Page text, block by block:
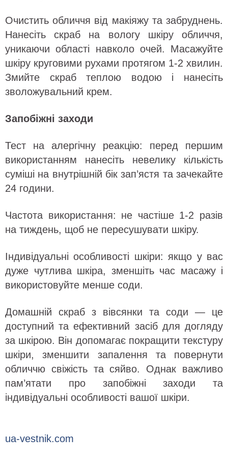
Очистить обличчя від макіяжу та забруднень.
Нанесіть скраб на вологу шкіру обличчя,
уникаючи області навколо очей. Масажуйте
шкіру круговими рухами протягом 1-2 хвилин.
Змийте скраб теплою водою і нанесіть
зволожувальний крем.
Запобіжні заходи
Тест на алергічну реакцію: перед першим
використанням нанесіть невелику кількість
суміші на внутрішній бік зап’ястя та зачекайте
24 години.
Частота використання: не частіше 1-2 разів
на тиждень, щоб не пересушувати шкіру.
Індивідуальні особливості шкіри: якщо у вас
дуже чутлива шкіра, зменшіть час масажу і
використовуйте менше соди.
Домашній скраб з вівсянки та соди — це
доступний та ефективний засіб для догляду
за шкірою. Він допомагає покращити текстуру
шкіри, зменшити запалення та повернути
обличчю свіжість та сяйво. Однак важливо
пам’ятати про запобіжні заходи та
індивідуальні особливості вашої шкіри.
ua-vestnik.com